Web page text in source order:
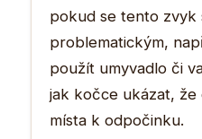
pokud se tento zvyk
problematickým,
použít umyvadlo či
jak kočce ukázat, že
místa k odpočinku.